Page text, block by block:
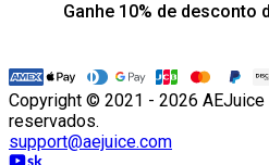
Ganhe 10% de desconto
Copyright © 2021 - 2026
reservados.
support@aejuice.com